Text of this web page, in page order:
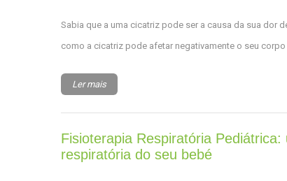
Sabia que a uma cicatriz pode ser a causa da sua dor
como a cicatriz pode afetar negativamente o seu
Ler mais
Fisioterapia Respiratória
respiratória do seu bebé